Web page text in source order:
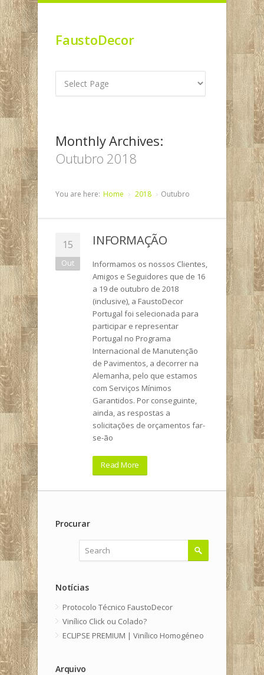
FaustoDecor
Monthly Archives:
Outubro 2018
You are here: Home 2018 Outubro
15
Out
INFORMAÇÃO
Informamos os nossos Clientes,
Amigos e Seguidores que de 16
a 19 de outubro de 2018
(inclusive), a FaustoDecor
Portugal foi selecionada para
participar e representar
Portugal no Programa
Internacional de Manutenção
de Pavimentos, a decorrer na
Alemanha, pelo que estamos
com Serviços Mínimos
Garantidos. Por conseguinte,
ainda, as respostas a
solicitações de orçamentos far-
se-ão
Read More
Procurar
Notícias
Protocolo Técnico FaustoDecor
Vinílico Click ou Colado?
ECLIPSE PREMIUM | Vinílico Homogéneo
Arquivo